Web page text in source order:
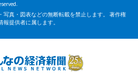
写真・図表などの無断転載を禁止します。 著作権
提供者に属します。